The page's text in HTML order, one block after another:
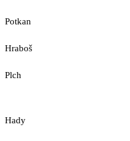
Potkan
Hraboš
Plch
Hady